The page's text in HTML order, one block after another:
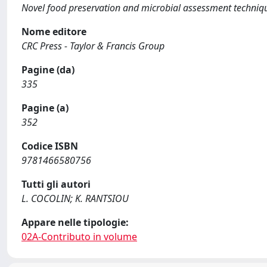
Novel food preservation and microbial assessment
Nome editore
CRC Press - Taylor & Francis Group
Pagine (da)
335
Pagine (a)
352
Codice ISBN
9781466580756
Tutti gli autori
L. COCOLIN; K. RANTSIOU
Appare nelle tipologie:
02A-Contributo in volume